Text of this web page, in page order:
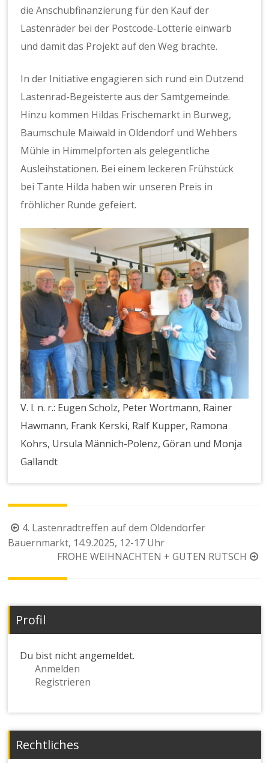
die Anschubfinanzierung für den Kauf der
Lastenräder bei der Postcode-Lotterie einwarb
und damit das Projekt auf den Weg brachte.
In der Initiative engagieren sich rund ein Dutzend
Lastenrad-Begeisterte aus der Samtgemeinde.
Hinzu kommen Hildas Frischemarkt in Burweg,
Baumschule Maiwald in Oldendorf und Wehbers
Mühle in Himmelpforten als gelegentliche
Ausleihstationen. Bei einem leckeren Frühstück
bei Tante Hilda haben wir unseren Preis in
fröhlicher Runde gefeiert.
V. l. n. r.: Eugen Scholz, Peter Wortmann, Rainer
Hawmann, Frank Kerski, Ralf Kupper, Ramona
Kohrs, Ursula Männich-Polenz, Göran und Monja
Gallandt
Beitragsnavigation
4. Lastenradtreffen auf dem Oldendorfer
Bauernmarkt, 14.9.2025, 12-17 Uhr
FROHE WEIHNACHTEN + GUTEN RUTSCH
Profil
Du bist nicht angemeldet.
Anmelden
Registrieren
Rechtliches